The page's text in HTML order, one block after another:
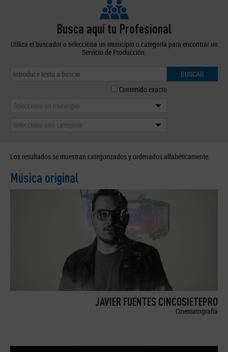
Busca aquí tu Profesional
Utiliza el buscador o selecciona un municipio o categoría para encontrar un
Servicio de Producción.
BUSCAR
Contenido exacto
Selecciona un municipio
Selecciona una categoría
Los resultados se muestran categorizados y ordenados alfabéticamente.
Música original
JAVIER FUENTES CINCOSIETEPRO
Cinematografía